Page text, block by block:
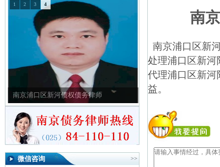
南京浦口区新河债权债务律师
1 2 3 4
微信咨询 >>
南
南京浦口区新
处理浦口区新河
代理浦口区新河
益。